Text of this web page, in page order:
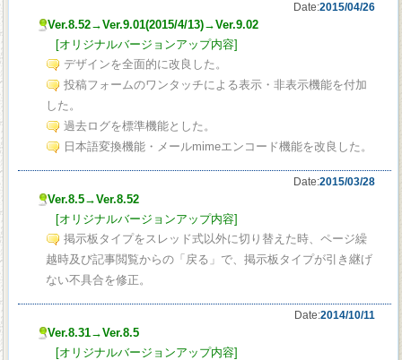
Date:2015/04/26
Ver.8.52→Ver.9.01(2015/4/13)→Ver.9.02
[オリジナルバージョンアップ内容]
デザインを全面的に改良した。
投稿フォームのワンタッチによる表示・非表示機能を付加
した。
過去ログを標準機能とした。
日本語変換機能・メールmimeエンコード機能を改良した。
Date:2015/03/28
Ver.8.5→Ver.8.52
[オリジナルバージョンアップ内容]
掲示板タイプをスレッド式以外に切り替えた時、ページ繰
越時及び記事閲覧からの「戻る」で、掲示板タイプが引き継げ
ない不具合を修正。
Date:2014/10/11
Ver.8.31→Ver.8.5
[オリジナルバージョンアップ内容]